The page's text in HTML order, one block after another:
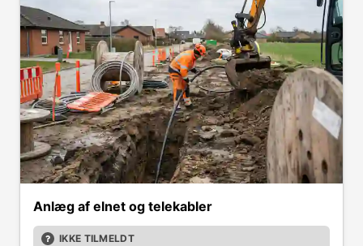
Anlæg af elnet og telekabler
IKKE TILMELDT